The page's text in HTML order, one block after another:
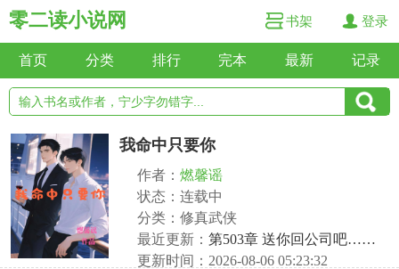
零二读小说网 书架 登录
首页 分类 排行 完本 最新 记录
我命中只要你
作者： 燃馨谣
状态：连载中
分类：修真武侠
最近更新： 第503章 送你回公司吧……
更新时间：2026-08-06 05:23:32